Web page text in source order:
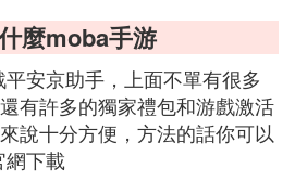
麼moba手游
安京助手，上面不單有很多
有許多的獨家禮包和游戲激活
說十分方便，方法的話你可以
下載